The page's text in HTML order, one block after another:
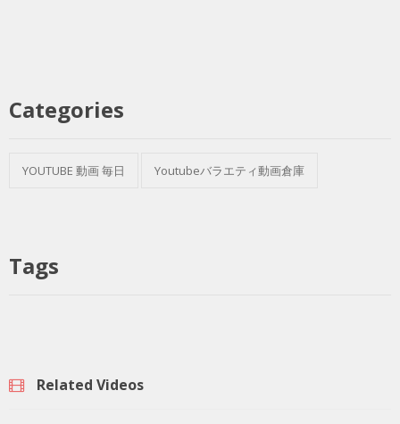
Categories
YOUTUBE 動画 毎日 Youtubeバラエティ動画倉庫
Tags
Related Videos